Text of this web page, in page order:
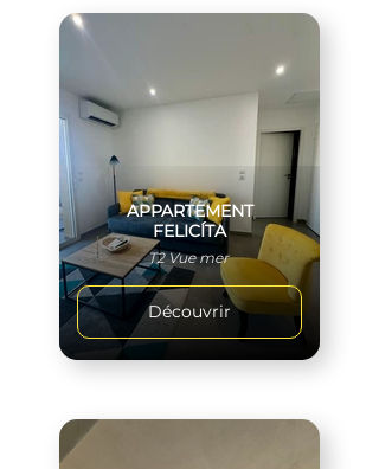
APPARTEMENT
FELICÍTA
T2 Vue mer
Découvrir